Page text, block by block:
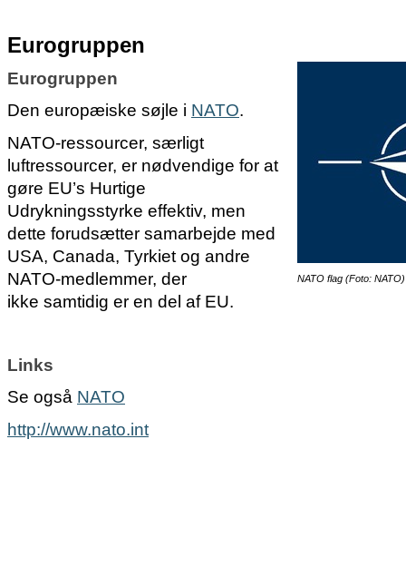
Eurogruppen
NATO flag (Foto: NATO)
Eurogruppen
Den europæiske søjle i NATO.
NATO-ressourcer, særligt
luftressourcer, er nødvendige for at
gøre EU’s Hurtige
Udrykningsstyrke effektiv, men
dette forudsætter samarbejde med
USA, Canada, Tyrkiet og andre
NATO-medlemmer, der
ikke samtidig er en del af EU.
Links
Se også NATO
http://www.nato.int